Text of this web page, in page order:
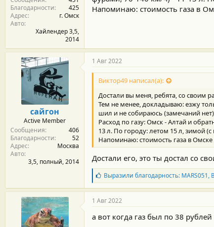
Благодарности
425
Адрес
г. Омск
Авто
Хайлендер 3,5,
2014
Напоминаю: стоимость газа в
сайгон
Active Member
Сообщения
406
Благодарности
52
Адрес
Москва
Авто
3,5, полный, 2014
1 Авг 2022
Виктор49 написал(а):
Достали вы меня, ребята, со своим
Тем не менее, докладываю: езжу
шил и не собираюсь (замечаний
Расход по газу: Омск - Алтай и
13 л. По городу: летом 15 л, зимой
Напоминаю: стоимость газа в Омске
Достали его, это ты достал со
Б
л
а
г
о
д
а
Выразили благодарность: MARS051,
1 Авг 2022
а вот когда газ был по 38